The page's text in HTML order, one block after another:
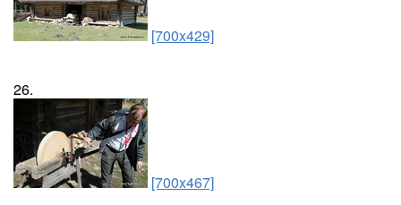
[700x429]
26.
[700x467]